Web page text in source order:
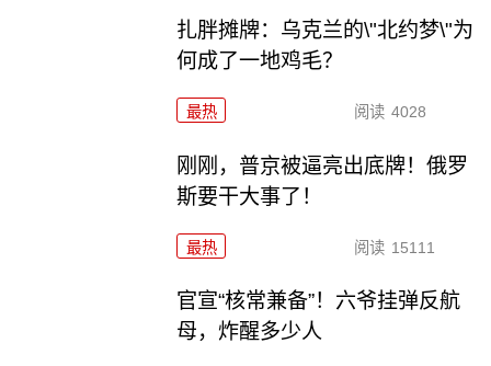
扎胖摊牌：乌克兰的\"北约梦\"为
何成了一地鸡毛？
最热 阅读 4028
刚刚，普京被逼亮出底牌！俄罗
斯要干大事了！
最热 阅读 15111
官宣“核常兼备”！六爷挂弹反航
母，炸醒多少人